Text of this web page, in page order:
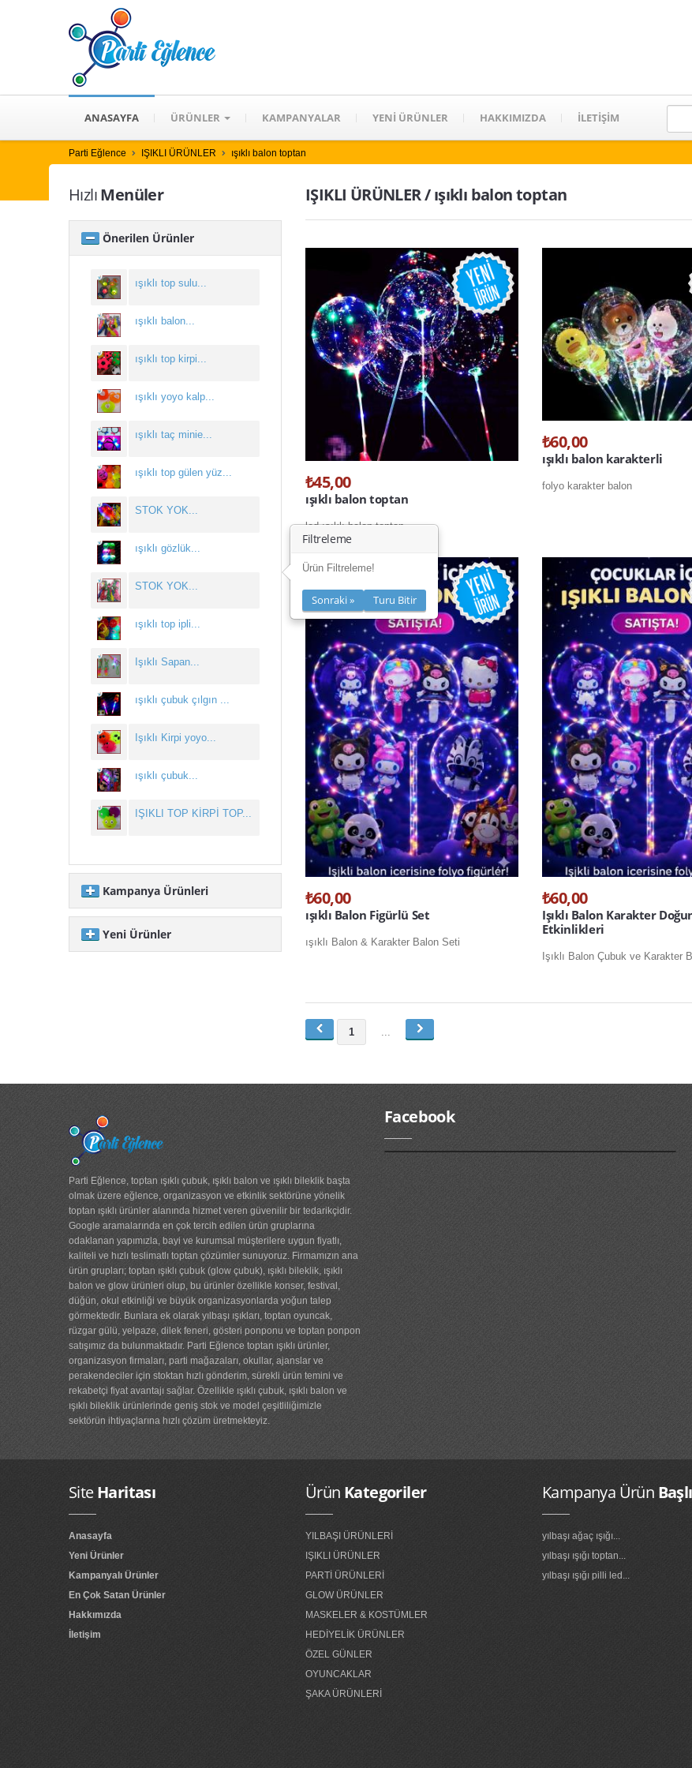
ANASAYFA ÜRÜNLER KAMPANYALAR YENİ ÜRÜNLER HAKKIMIZDA İLETİŞİM
Parti Eğlence IŞIKLI ÜRÜNLER ışıklı balon toptan
HızlıMenüler
Önerilen Ürünler
ışıklı top sulu...
ışıklı balon...
ışıklı top kirpi...
ışıklı yoyo kalp...
ışıklı taç minie...
ışıklı top gülen yüz...
STOK YOK...
ışıklı gözlük...
STOK YOK...
ışıklı top ipli...
Işıklı Sapan...
ışıklı çubuk çılgın ...
Işıklı Kirpi yoyo...
ışıklı çubuk...
IŞIKLI TOP KİRPİ TOP...
Kampanya Ürünleri
yılbaşı ağaç ışığı...
Yeni Ürünler
ışıklı gözlük...
ışıklı balon...
glow bileklik çubuk ...
ŞAKA İP SPREYİ ŞAKA
...
glow çubuk gözlük...
ışıklı taç hippi...
ışıklı taç hippi par...
60 süs yılbaşı ağacı...
ışıklı bileklik...
IŞIKLI ÜRÜNLER / ışıklı balon toptan
₺45,00
ışıklı balon toptan
led ışıklı balon toptan
₺60,00
ışıklı balon karakterli
folyo karakter balon
₺60,00
ışıklı Balon Figürlü Set
ışıklı Balon & Karakter Balon Seti
₺60,00
Işıklı Balon Karakter
Etkinlikleri
Işıklı Balon Çubuk ve Karakter
1 ...
Parti Eğlence, toptan ışıklı çubuk, ışıklı balon ve ışıklı bileklik başta
olmak üzere eğlence, organizasyon ve etkinlik sektörüne yönelik
toptan ışıklı ürünler alanında hizmet veren güvenilir bir tedarikçidir.
Google aramalarında en çok tercih edilen ürün gruplarına
odaklanan yapımızla, bayi ve kurumsal müşterilere uygun fiyatlı,
kaliteli ve hızlı teslimatlı toptan çözümler sunuyoruz. Firmamızın ana
ürün grupları; toptan ışıklı çubuk (glow çubuk), ışıklı bileklik, ışıklı
balon ve glow ürünleri olup, bu ürünler özellikle konser, festival,
düğün, okul etkinliği ve büyük organizasyonlarda yoğun talep
görmektedir. Bunlara ek olarak yılbaşı ışıkları, toptan oyuncak,
rüzgar gülü, yelpaze, dilek feneri, gösteri ponponu ve toptan ponpon
satışımız da bulunmaktadır. Parti Eğlence toptan ışıklı ürünler,
organizasyon firmaları, parti mağazaları, okullar, ajanslar ve
perakendeciler için stoktan hızlı gönderim, sürekli ürün temini ve
rekabetçi fiyat avantajı sağlar. Özellikle ışıklı çubuk, ışıklı balon ve
ışıklı bileklik ürünlerinde geniş stok ve model çeşitliliğimizle
sektörün ihtiyaçlarına hızlı çözüm üretmekteyiz.
Facebook
SiteHaritası
Anasayfa
Yeni Ürünler
Kampanyalı Ürünler
En Çok Satan Ürünler
Hakkımızda
İletişim
Ürün Kategoriler
YILBAŞI ÜRÜNLERİ
IŞIKLI ÜRÜNLER
PARTİ ÜRÜNLERİ
GLOW ÜRÜNLER
MASKELER & KOSTÜMLER
HEDİYELİK ÜRÜNLER
ÖZEL GÜNLER
OYUNCAKLAR
ŞAKA ÜRÜNLERİ
Kampanya Ürün
yılbaşı ağaç ışığı...
yılbaşı ışığı toptan...
yılbaşı ışığı pilli led...
Filtreleme
Ürün Filtreleme!
Sonraki » Turu Bitir